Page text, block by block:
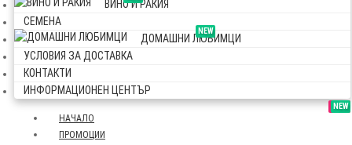
ВИНО И РАКИЯ
СЕМЕНА
NEW
ДОМАШНИ ЛЮБИМЦИ
УСЛОВИЯ ЗА ДОСТАВКА
КОНТАКТИ
ИНФОРМАЦИОНЕН ЦЕНТЪР
НАЧАЛО
SALE
ПРОМОЦИИ
NEW